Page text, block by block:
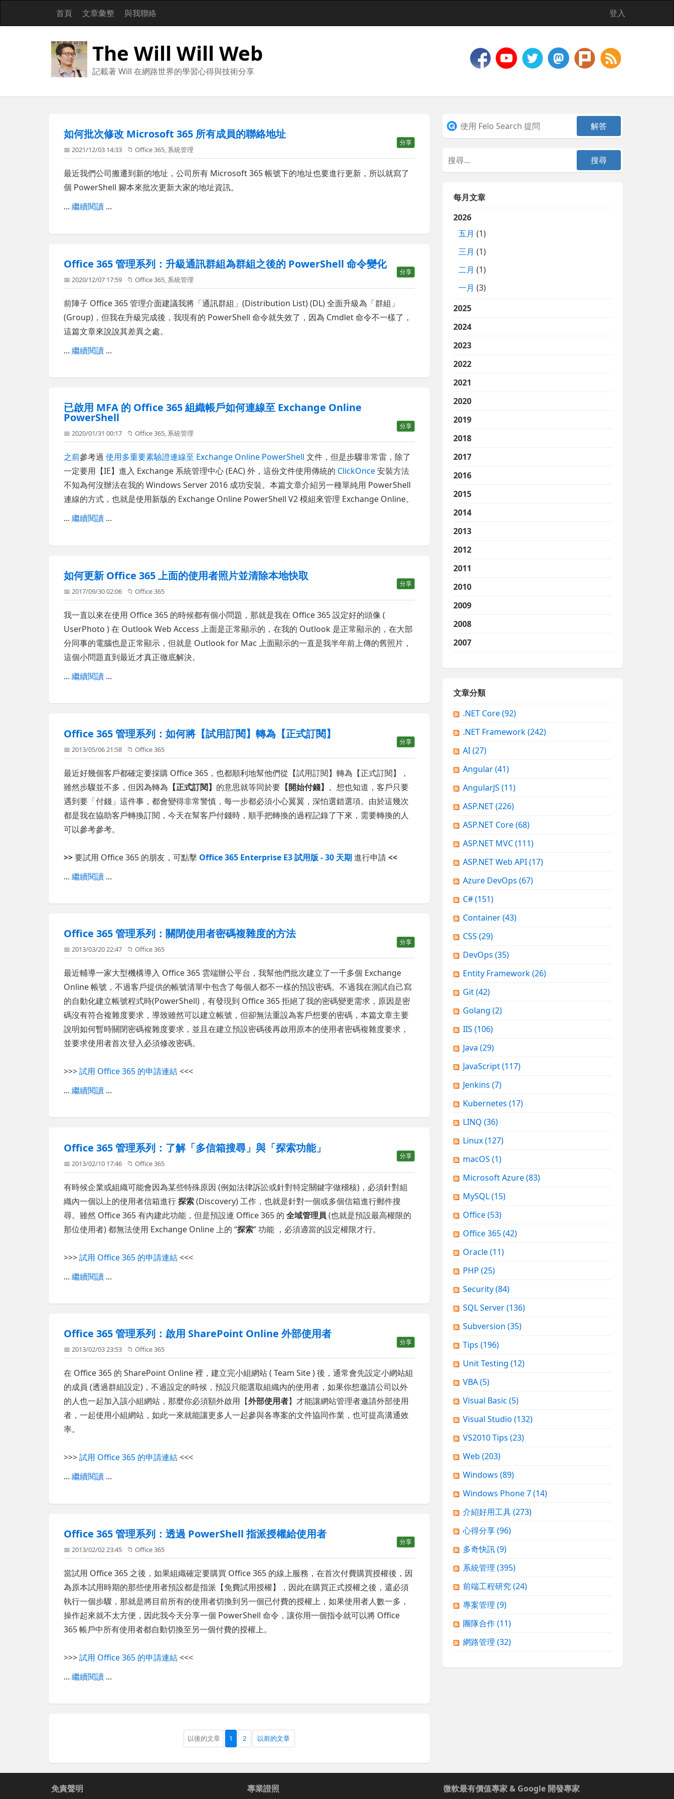
首頁 文章彙整 與我聯絡 登入
The Will Will Web
記載著 Will 在網路世界的學習心得與技術分享
如何批次修改 Microsoft 365 所有成員的聯絡地址
分享
📅 2021/12/03 14:33 📁Office 365, 系統管理
最近我們公司搬遷到新的地址，公司所有 Microsoft 365 帳號下的地址也要進行更新，所以就寫了
個 PowerShell 腳本來批次更新大家的地址資訊。
...繼續閱讀 ...
Office 365 管理系列：升級通訊群組為群組之後的 PowerShell 命令變化
分享
📅 2020/12/07 17:59 📁Office 365, 系統管理
前陣子 Office 365 管理介面建議我將「通訊群組」(Distribution List) (DL) 全面升級為「群組」
(Group)，但我在升級完成後，我現有的 PowerShell 命令就失效了，因為 Cmdlet 命令不一樣了，
這篇文章來說說其差異之處。
...繼續閱讀 ...
已啟用 MFA 的 Office 365 組織帳戶如何連線至 Exchange Online
PowerShell
分享
📅 2020/01/31 00:17 📁Office 365, 系統管理
之前參考過使用多重要素驗證連線至 Exchange Online PowerShell 文件，但是步驟非常雷，除了
一定要用【IE】進入 Exchange 系統管理中心 (EAC) 外，這份文件使用傳統的 ClickOnce安裝方法
不知為何沒辦法在我的 Windows Server 2016 成功安裝。本篇文章介紹另一種單純用 PowerShell
連線的方式，也就是使用新版的 Exchange Online PowerShell V2 模組來管理 Exchange Online。
...繼續閱讀 ...
如何更新 Office 365 上面的使用者照片並清除本地快取
分享
📅 2017/09/30 02:06 📁Office 365
我一直以來在使用 Office 365 的時候都有個小問題，那就是我在 Office 365 設定好的頭像 (
UserPhoto ) 在 Outlook Web Access 上面是正常顯示的，在我的 Outlook 是正常顯示的，在大部
分同事的電腦也是正常顯示，但就是 Outlook for Mac 上面顯示的一直是我半年前上傳的舊照片，
這個小問題直到最近才真正徹底解決。
...繼續閱讀 ...
Office 365 管理系列：如何將【試用訂閱】轉為【正式訂閱】
分享
📅 2013/05/06 21:58 📁Office 365
最近好幾個客戶都確定要採購 Office 365，也都順利地幫他們從【試用訂閱】轉為【正式訂閱】，
雖然步驟並不多，但因為轉為 【正式訂閱】 的意思就等同於要 【開始付錢】 。想也知道，客戶只要
遇到要「付錢」這件事，都會變得非常警慎，每一步都必須小心翼翼，深怕選錯選項。由於這幾次
都是我在協助客戶轉換訂閱，今天在幫客戶付錢時，順手把轉換的過程記錄了下來，需要轉換的人
可以參考參考。
>>要試用 Office 365 的朋友，可點擊 Office 365 Enterprise E3 試用版 - 30 天期進行申請<<
...繼續閱讀 ...
Office 365 管理系列：關閉使用者密碼複雜度的方法
分享
📅 2013/03/20 22:47 📁Office 365
最近輔導一家大型機構導入 Office 365 雲端辦公平台，我幫他們批次建立了一千多個 Exchange
Online 帳號，不過客戶提供的帳號清單中包含了每個人都不一樣的預設密碼。不過我在測試自己寫
的自動化建立帳號程式時(PowerShell)，有發現到 Office 365 拒絕了我的密碼變更需求，原因是密
碼沒有符合複雜度要求，導致雖然可以建立帳號，但卻無法重設為客戶想要的密碼，本篇文章主要
說明如何暫時關閉密碼複雜度要求，並且在建立預設密碼後再啟用原本的使用者密碼複雜度要求，
並要求使用者首次登入必須修改密碼。
>>>試用 Office 365 的申請連結<<<
...繼續閱讀 ...
Office 365 管理系列：了解「多信箱搜尋」與「探索功能」
分享
📅 2013/02/10 17:46 📁Office 365
有時候企業或組織可能會因為某些特殊原因 (例如法律訴訟或針對特定關鍵字做稽核)，必須針對組
織內一個以上的使用者信箱進行探索(Discovery) 工作，也就是針對一個或多個信箱進行郵件搜
尋。雖然 Office 365 有內建此功能，但是預設連 Office 365 的全域管理員 (也就是預設最高權限的
那位使用者) 都無法使用 Exchange Online 上的 “探索” 功能 ，必須適當的設定權限才行。
>>>試用 Office 365 的申請連結<<<
...繼續閱讀 ...
Office 365 管理系列：啟用 SharePoint Online 外部使用者
分享
📅 2013/02/03 23:53 📁Office 365
在 Office 365 的 SharePoint Online 裡，建立完小組網站 ( Team Site ) 後，通常會先設定小網站組
的成員 (透過群組設定)，不過設定的時候，預設只能選取組織內的使用者，如果你想邀請公司以外
的人也一起加入該小組網站，那麼你必須額外啟用【外部使用者】才能讓網站管理者邀請外部使用
者，一起使用小組網站，如此一來就能讓更多人一起參與各專案的文件協同作業，也可提高溝通效
率。
>>>試用 Office 365 的申請連結<<<
...繼續閱讀 ...
Office 365 管理系列：透過 PowerShell 指派授權給使用者
分享
📅 2013/02/02 23:45 📁Office 365
當試用 Office 365 之後，如果組織確定要購買 Office 365 的線上服務，在首次付費購買授權後，因
為原本試用時期的那些使用者預設都是指派【免費試用授權】，因此在購買正式授權之後，還必須
執行一個步驟，那就是將目前所有的使用者切換到另一個已付費的授權上，如果使用者人數一多，
操作起來就不太方便，因此我今天分享一個 PowerShell 命令，讓你用一個指令就可以將 Office
365 帳戶中所有使用者都自動切換至另一個付費的授權上。
>>>試用 Office 365 的申請連結<<<
...繼續閱讀 ...
以後的文章 1 2 以前的文章
每月文章
2026
五月 (1)
三月 (1)
二月 (1)
一月 (3)
2025
2024
2023
2022
2021
2020
2019
2018
2017
2016
2015
2014
2013
2012
2011
2010
2009
2008
2007
文章分類
.NET Core(92)
.NET Framework(242)
AI(27)
Angular(41)
AngularJS (11)
ASP.NET(226)
ASP.NET Core(68)
ASP.NET MVC(111)
ASP.NET Web API(17)
Azure DevOps (67)
C#(151)
Container(43)
CSS (29)
DevOps (35)
Entity Framework(26)
Git(42)
Golang (2)
IIS (106)
Java (29)
JavaScript(117)
Jenkins (7)
Kubernetes (17)
LINQ (36)
Linux(127)
macOS (1)
Microsoft Azure(83)
MySQL(15)
Office(53)
Office 365(42)
Oracle(11)
PHP (25)
Security(84)
SQL Server(136)
Subversion (35)
Tips (196)
Unit Testing (12)
VBA(5)
Visual Basic (5)
Visual Studio (132)
VS2010 Tips (23)
Web (203)
Windows (89)
Windows Phone 7(14)
介紹好用工具(273)
心得分享(96)
多奇快訊(9)
系統管理 (395)
前端工程研究(24)
專案管理 (9)
團隊合作(11)
網路管理 (32)
免責聲明 專業證照 微軟最有價值專家 & Google 開發專家